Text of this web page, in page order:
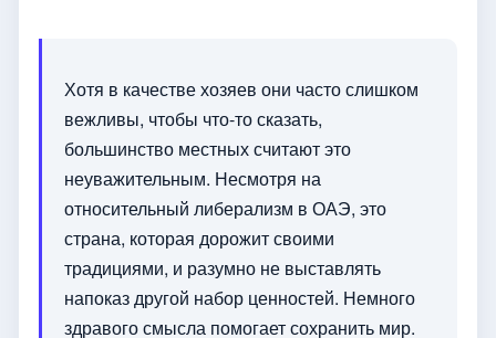
Хотя в качестве хозяев они часто слишком
вежливы, чтобы что-то сказать,
большинство местных считают это
неуважительным. Несмотря на
относительный либерализм в ОАЭ, это
страна, которая дорожит своими
традициями, и разумно не выставлять
напоказ другой набор ценностей. Немного
здравого смысла помогает сохранить мир.